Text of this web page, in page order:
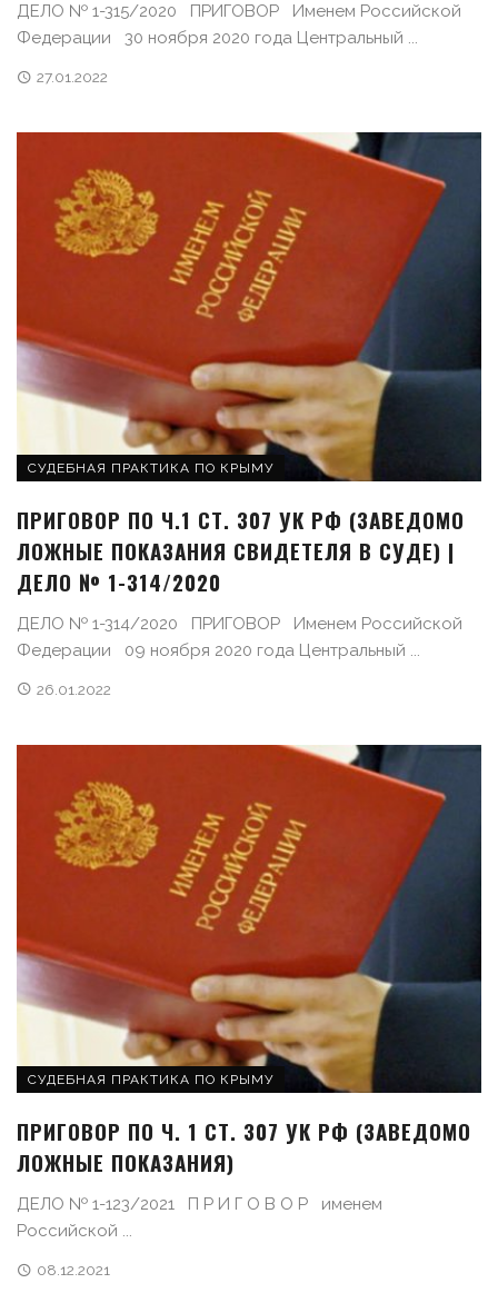
ДЕЛО № 1-315/2020 ПРИГОВОР Именем Российской
Федерации 30 ноября 2020 года Центральный ...
27.01.2022
СУДЕБНАЯ ПРАКТИКА ПО КРЫМУ
ПРИГОВОР ПО Ч.1 СТ. 307 УК РФ (ЗАВЕДОМО
ЛОЖНЫЕ ПОКАЗАНИЯ СВИДЕТЕЛЯ В СУДЕ) |
ДЕЛО № 1-314/2020
ДЕЛО № 1-314/2020 ПРИГОВОР Именем Российской
Федерации 09 ноября 2020 года Центральный ...
26.01.2022
СУДЕБНАЯ ПРАКТИКА ПО КРЫМУ
ПРИГОВОР ПО Ч. 1 СТ. 307 УК РФ (ЗАВЕДОМО
ЛОЖНЫЕ ПОКАЗАНИЯ)
ДЕЛО № 1-123/2021 П Р И Г О В О Р именем
Российской ...
08.12.2021